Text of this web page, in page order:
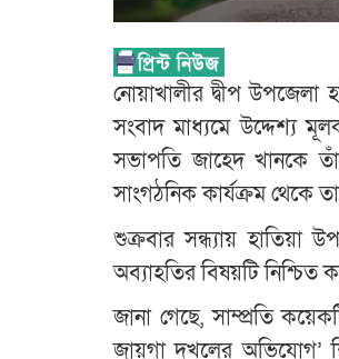
নোয়াখালীর দ্বীপ উপজেলা
সংবাদ মাধ্যমে উদ্দেশ্য
সভাপতি জাহেদ খানকে
সাংগঠনিক কার্যক্রম থেকে
শুক্রবার সন্ধ্যায় হাতিয়া
অব্যাহতির বিষয়টি নিশ্চিত
জানা গেছে, সাম্প্রতি
জায়গা দখলের অভিযোগ’